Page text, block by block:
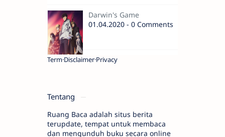
Darwin's Game
01.04.2020 - 0 Comments
Term Disclaimer Privacy
Tentang
Ruang Baca adalah situs berita
terupdate, tempat untuk membaca
dan mengunduh buku secara online